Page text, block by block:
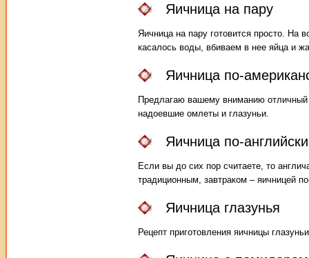
Яичница на пару
Яичница на пару готовится просто. На
касалось воды, вбиваем в нее яйца и
Яичница по-
Предлагаю вашему вниманию отличный
надоевшие омлеты и глазуньи.
Яичница по-английски
Если вы до сих пор считаете, то
традиционным, завтраком – яичницей
Яичница глазунья
Рецепт приготовления яичницы